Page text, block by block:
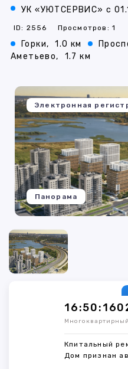
УК «УЮТСЕРВИС» с
ID: 2556 Просмотров: 1
Горки, 1.0 км
Аметьево,
1.7 км
Электронная
Панорама
Кпитальный
Дом признан